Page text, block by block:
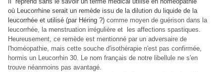
où Leucorrhine serait un remède issu de la dilution du liquide de la
leucorrhée et utilisé (par Héring ?) comme moyen de guérison dans la
leucorrhée, la menstruation irrégulière et les affections spastiques.
Heureusement, ce remède est mentionné par un adversaire de
l'homéopathie, mais cette souche d'isothérapie n'est pas confirmée,
hormis un Leucorrhin 30. Le nom français de notre libellule ne s'en
trouve néanmoins pas avantagé.